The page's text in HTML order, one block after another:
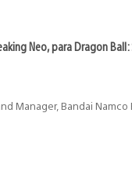
Neo, para Dragon
Manager, Bandai